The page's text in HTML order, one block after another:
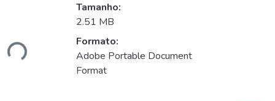
Tamanho:
2.51 MB
Formato:
Adobe Portable Document
Format